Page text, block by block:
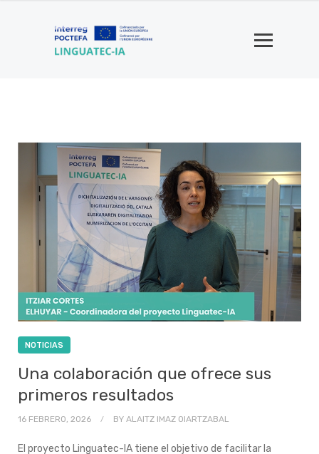
NOTICIAS
Una colaboración que ofrece sus
primeros resultados
16 FEBRERO, 2026 BY ALAITZ IMAZ OIARTZABAL
El proyecto Linguatec-IA tiene el objetivo de facilitar la